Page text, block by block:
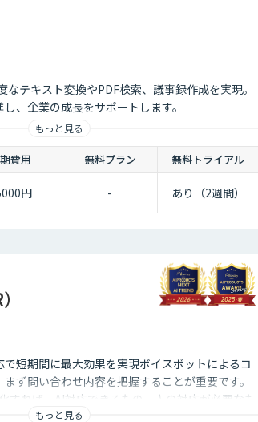
テキスト変換やPDF検索、議事録作成を実現。
、企業の成長をサポートします。
もっと見る
費用 無料プラン 無料トライアル
円 - あり（2週間）
短期間に最大効果を実現ボイスボットによるコ
ず問い合わせ内容を把握することが重要です。
すれば、AI対応できるもの、人の対応が必要なも
もっと見る